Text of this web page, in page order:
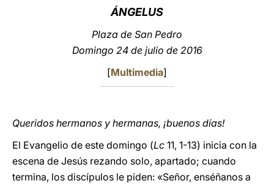
ÁNGELUS
Plaza de San Pedro
Domingo 24 de julio de 2016
[Multimedia]
Queridos hermanos y hermanas, ¡buenos días!
El Evangelio de este domingo (Lc 11, 1-13) inicia con la
escena de Jesús rezando solo, apartado; cuando
termina, los discípulos le piden: «Señor, enséñanos a